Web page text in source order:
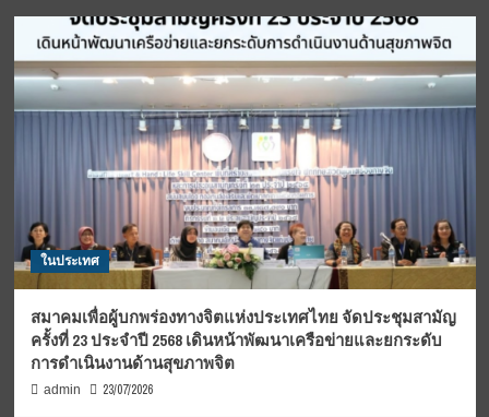
ในประเทศ
สมาคมเพื่อผู้บกพร่องทางจิตแห่งประเทศไทย จัดประชุมสามัญ
ครั้งที่ 23 ประจำปี 2568 เดินหน้าพัฒนาเครือข่ายและยกระดับ
การดำเนินงานด้านสุขภาพจิต
admin 23/07/2026